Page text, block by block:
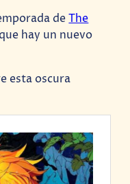
deThe
hay un nuevo
esta oscura